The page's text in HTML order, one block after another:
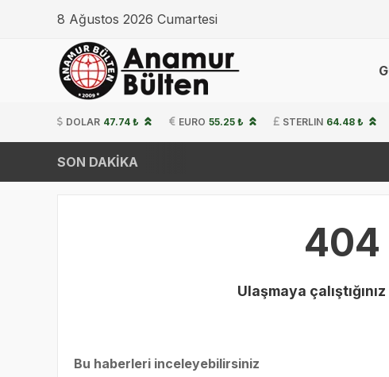
8 Ağustos 2026 Cumartesi
DOLAR 47.74 ₺ EURO 55.25 ₺ STERLIN 64.48 ₺
SON DAKİKA
404
Ulaşmaya
Bu haberleri inceleyebilirsiniz